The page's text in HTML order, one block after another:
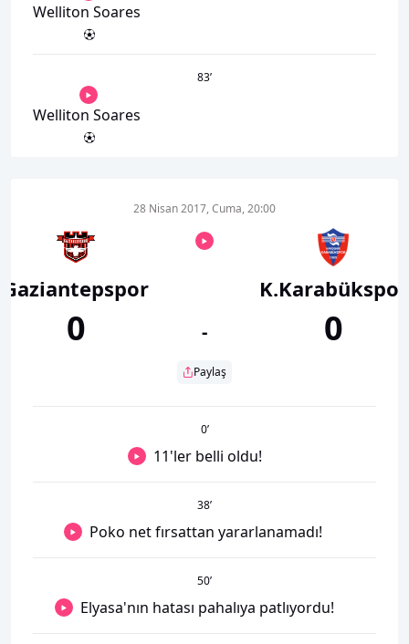
Welliton Soares
83’
Welliton Soares
Gaziantepspor
0
28 Nisan 2017, Cuma, 20:00
-
Paylaş
K.Karabükspor
0
0’
11'ler belli oldu!
38’
Poko net fırsattan yararlanamadı!
50’
Elyasa'nın hatası pahalıya patlıyordu!